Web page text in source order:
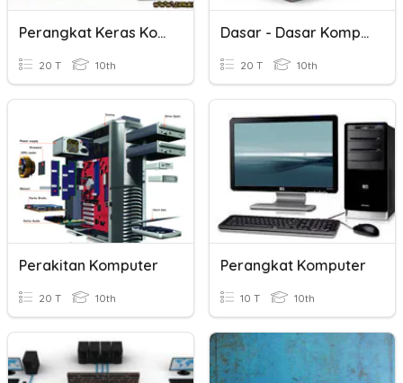
Perangkat Keras Komputer
20 T 10th
Dasar - Dasar Komputer
20 T 10th
Perakitan Komputer
20 T 10th
Perangkat Komputer
10 T 10th